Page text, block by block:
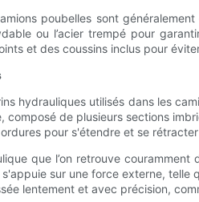
poubelles sont
ou l’acier trempé pour
et des coussins inclus pour
hydrauliques utilisés dans les
composé de plusieurs sections
pour s'étendre et se
que l’on retrouve
sur une force externe,
lentement et avec précision,